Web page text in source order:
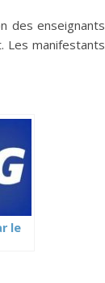
des enseignants
Les manifestants
le